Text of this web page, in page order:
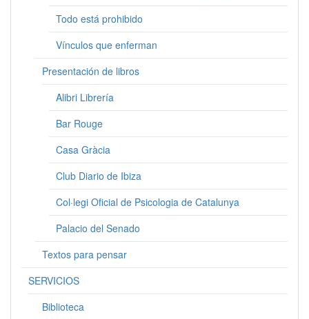
Todo está prohibido
Vínculos que enferman
Presentación de libros
Alibri Librería
Bar Rouge
Casa Gràcia
Club Diario de Ibiza
Col·legi Oficial de Psicologia de Catalunya
Palacio del Senado
Textos para pensar
SERVICIOS
Biblioteca